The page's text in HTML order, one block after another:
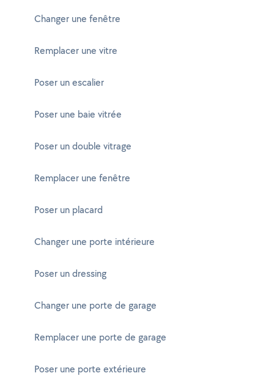
Changer une fenêtre
Remplacer une vitre
Poser un escalier
Poser une baie vitrée
Poser un double vitrage
Remplacer une fenêtre
Poser un placard
Changer une porte intérieure
Poser un dressing
Changer une porte de garage
Remplacer une porte de garage
Poser une porte extérieure